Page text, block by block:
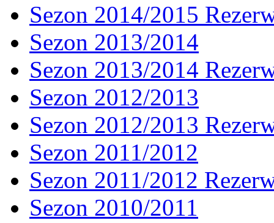
Sezon 2014/2015
Sezon 2013/2014
Sezon 2013/2014
Sezon 2012/2013
Sezon 2012/2013
Sezon 2011/2012
Sezon 2011/2012
Sezon 2010/2011